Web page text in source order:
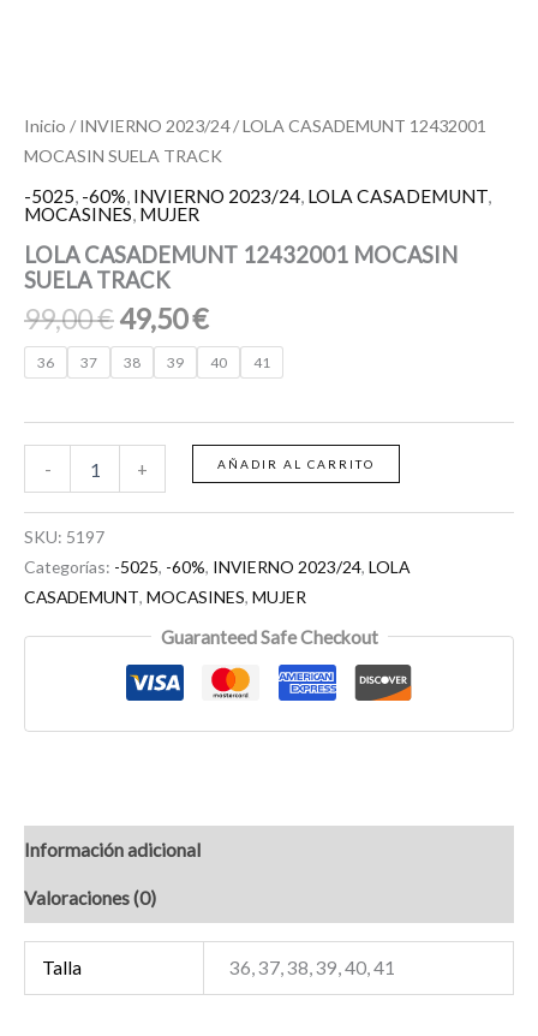
Inicio /INVIERNO 2023/24/ LOLA CASADEMUNT 12432001
MOCASIN SUELA TRACK
-5025, -60%, INVIERNO 2023/24, LOLA CASADEMUNT,
MOCASINES, MUJER
LOLA CASADEMUNT 12432001 MOCASIN
SUELA TRACK
99,00€49,50€
36 37 38 39 40 41
- + AÑADIR AL CARRITO
SKU: 5197
Categorías: -5025, -60%, INVIERNO 2023/24, LOLA
CASADEMUNT, MOCASINES, MUJER
Guaranteed Safe Checkout
Información adicional
Valoraciones (0)
Talla 36, 37, 38, 39, 40, 41